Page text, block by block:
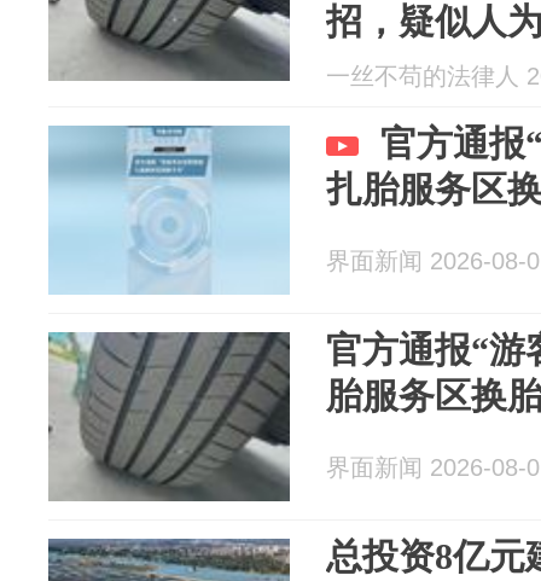
招，疑似人
反映，对方
一丝不苟的法律人
官方通报
扎胎服务区
界面新闻 2026-08-
官方通报“游
胎服务区换
界面新闻 2026-08-
总投资8亿元